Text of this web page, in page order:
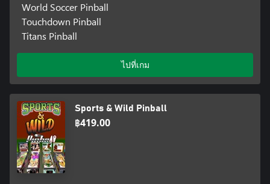
World Soccer Pinball
Touchdown Pinball
Titans Pinball
ไปที่เกม
Sports & Wild Pinball
฿419.00